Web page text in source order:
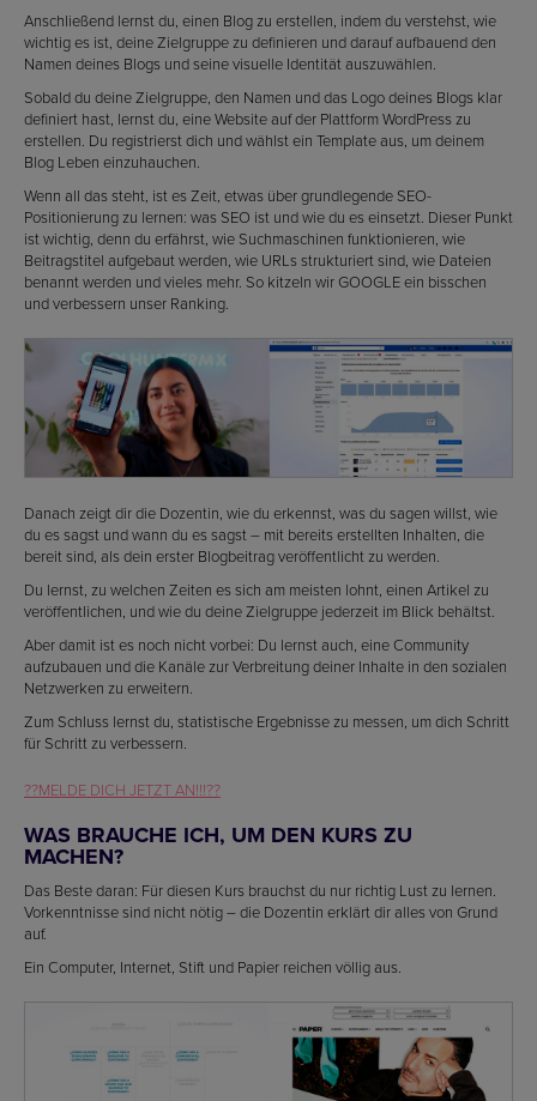
Anschließend lernst du, einen Blog zu erstellen, indem du verstehst, wie
wichtig es ist, deine Zielgruppe zu definieren und darauf aufbauend den
Namen deines Blogs und seine visuelle Identität auszuwählen.
Sobald du deine Zielgruppe, den Namen und das Logo deines Blogs klar
definiert hast, lernst du, eine Website auf der Plattform WordPress zu
erstellen. Du registrierst dich und wählst ein Template aus, um deinem
Blog Leben einzuhauchen.
Wenn all das steht, ist es Zeit, etwas über grundlegende SEO-
Positionierung zu lernen: was SEO ist und wie du es einsetzt. Dieser Punkt
ist wichtig, denn du erfährst, wie Suchmaschinen funktionieren, wie
Beitragstitel aufgebaut werden, wie URLs strukturiert sind, wie Dateien
benannt werden und vieles mehr. So kitzeln wir GOOGLE ein bisschen
und verbessern unser Ranking.
Danach zeigt dir die Dozentin, wie du erkennst, was du sagen willst, wie
du es sagst und wann du es sagst – mit bereits erstellten Inhalten, die
bereit sind, als dein erster Blogbeitrag veröffentlicht zu werden.
Du lernst, zu welchen Zeiten es sich am meisten lohnt, einen Artikel zu
veröffentlichen, und wie du deine Zielgruppe jederzeit im Blick behältst.
Aber damit ist es noch nicht vorbei: Du lernst auch, eine Community
aufzubauen und die Kanäle zur Verbreitung deiner Inhalte in den sozialen
Netzwerken zu erweitern.
Zum Schluss lernst du, statistische Ergebnisse zu messen, um dich Schritt
für Schritt zu verbessern.
??MELDE DICH JETZT AN!!!??
WAS BRAUCHE ICH, UM DEN KURS ZU
MACHEN?
Das Beste daran: Für diesen Kurs brauchst du nur richtig Lust zu lernen.
Vorkenntnisse sind nicht nötig – die Dozentin erklärt dir alles von Grund
auf.
Ein Computer, Internet, Stift und Papier reichen völlig aus.